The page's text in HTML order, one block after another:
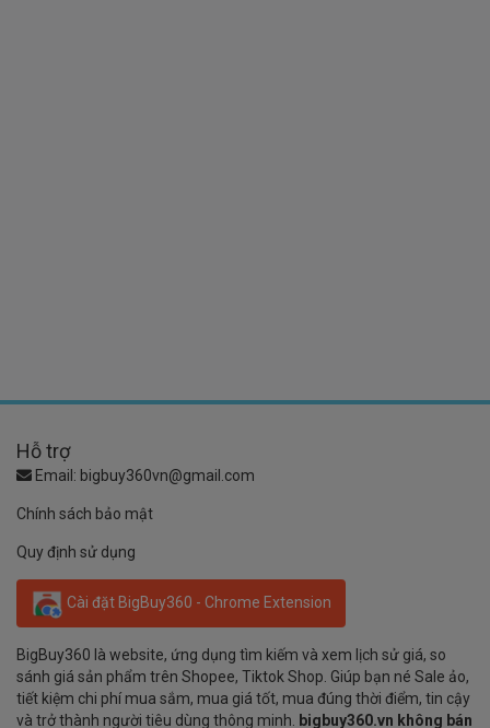
Hỗ trợ
Email: bigbuy360vn@gmail.com
Chính sách bảo mật
Quy định sử dụng
Cài đặt BigBuy360 - Chrome Extension
BigBuy360 là website, ứng dụng tìm kiếm và xem lịch sử giá, so
sánh giá sản phẩm trên Shopee, Tiktok Shop. Giúp bạn né Sale ảo,
tiết kiệm chi phí mua sắm, mua giá tốt, mua đúng thời điểm, tin cậy
và trở thành người tiêu dùng thông minh. bigbuy360.vn không bán